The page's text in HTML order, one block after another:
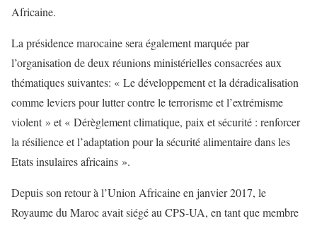
Africaine.
La présidence marocaine sera également marquée par
l’organisation de deux réunions ministérielles consacrées aux
thématiques suivantes: « Le développement et la déradicalisation
comme leviers pour lutter contre le terrorisme et l’extrémisme
violent » et « Dérèglement climatique, paix et sécurité : renforcer
la résilience et l’adaptation pour la sécurité alimentaire dans les
Etats insulaires africains ».
Depuis son retour à l’Union Africaine en janvier 2017, le
Royaume du Maroc avait siégé au CPS-UA, en tant que membre